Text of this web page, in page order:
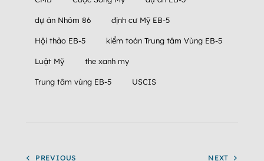
dự án Nhóm 86 định cư Mỹ EB-5
Hội thảo EB-5 kiểm toán Trung tâm Vùng EB-5
Luật Mỹ the xanh my
Trung tâm vùng EB-5 USCIS
PREVIOUS NEXT